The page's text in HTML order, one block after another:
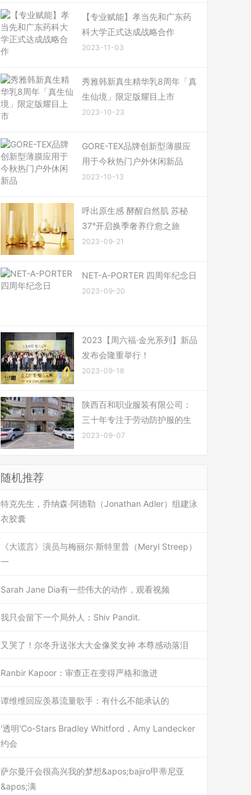
【专业赋能】孝当先和广东药
科大学正式达成战略合作
2023-11-03
秀雅韩新真生精华乳8周年「真
生仙境」限定版耀目上市
2023-10-23
GORE-TEX品牌创新型薄膜应
用于今秋热门户外休闲新品
2023-10-13
呼出原生感 酵醒自然肌 苏秘
37°开启换季奢养疗愈之旅
2023-09-21
NET-A-PORTER 四周年纪念日
2023-09-20
2023【周六福·金光系列】新品
发布会隆重举行！
2023-09-18
陕西百和职业服装有限公司：
三十年专注于劳动防护服的生
2023-09-07
随机推荐
特克先生，乔纳森·阿德勒（Jonathan Adler）组建泳
衣胶囊
《大谎言》演员与梅丽尔·斯特里普（Meryl Streep）
一
Sarah Jane Dia有一些伟大的动作，观看视频
我只会留下一个局外人：Shiv Pandit.
又哭了！尔冬升送张大大金像奖女神 本尊感动落泪
Ranbir Kapoor：审查正在变得严格和激进
谭维维回应羡慕流量歌手：有什么不能承认的
'透明'Co-Stars Bradley Whitford，Amy Landecker
约会
萨尔曼汗会很高兴我的梦想&apos;bajiro甲蒂尼亚
&apos;满